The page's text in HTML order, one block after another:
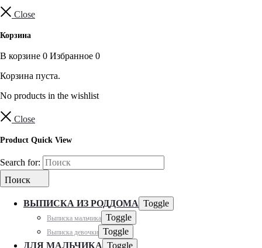
Close
Корзина
В корзине 0 Избранное 0
Корзина пуста.
No products in the wishlist
Close
Product Quick View
Search for:
Поиск
ВЫПИСКА ИЗ РОДДОМА Toggle
Выписка мальчика Toggle
Выписка девочки Toggle
Toggle